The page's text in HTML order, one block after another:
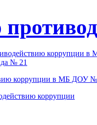
коррупции в
№ 21
коррупции в МБ ДОУ
коррупции